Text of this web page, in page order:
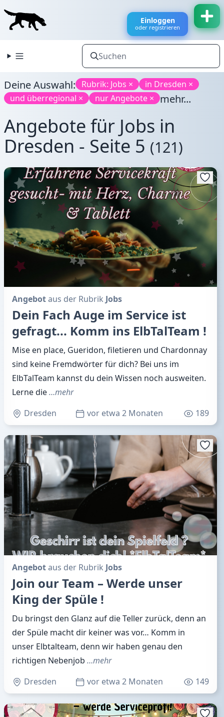
Einloggen
oder registrieren
Deine Auswahl: Rubrik: Jobs ×
in Dresden ×
und überregional ×
nur Angebote × mehr...
Angebote für Jobs in
Dresden - Seite 5 (121)
Angebotaus der Rubrik Jobs
Dein Fach Auge im Service ist
gefragt... Komm ins ElbTalTeam !
Mise en place, Gueridon, filetieren und Chardonnay
sind keine Fremdwörter für dich? Bei uns im
ElbTalTeam kannst du dein Wissen noch ausweiten.
Lerne die…mehr
Dresden
vor etwa 2 Monaten 189
Angebotaus der Rubrik Jobs
Join our Team – Werde unser
King der Spüle !
Du bringst den Glanz auf die Teller zurück, denn an
der Spüle macht dir keiner was vor… Komm in
unser Elbtalteam, denn wir haben genau den
richtigen Nebenjob …mehr
Dresden
vor etwa 2 Monaten 149